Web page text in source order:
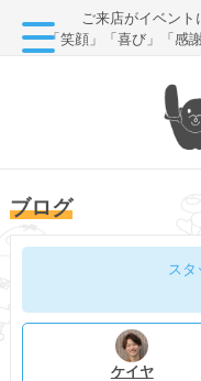
ご来店がイベント
「笑顔」「喜び」「感
ブログ
スタ
ケイヤ